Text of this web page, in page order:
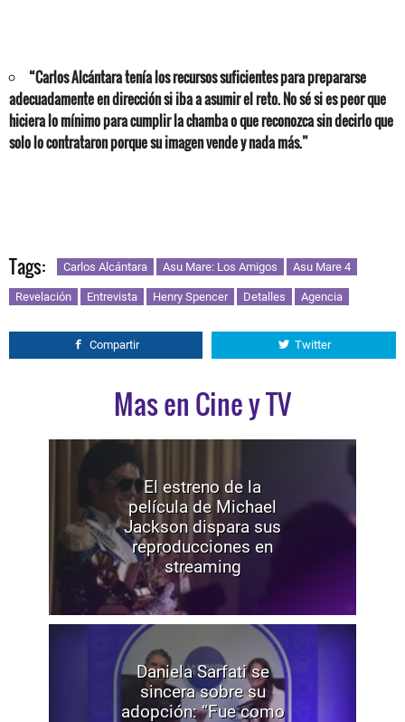
“Carlos Alcántara tenía los recursos suficientes para prepararse
adecuadamente en dirección si iba a asumir el reto. No sé si es peor que
hiciera lo mínimo para cumplir la chamba o que reconozca sin decirlo que
solo lo contrataron porque su imagen vende y nada más.”
Tags: Carlos Alcántara Asu Mare: Los Amigos Asu Mare 4
Revelación Entrevista Henry Spencer Detalles Agencia
Compartir Twitter
Mas en Cine y TV
El estreno de la
película de Michael
Jackson dispara sus
reproducciones en
streaming
Daniela Sarfati se
sincera sobre su
adopción: “Fue como